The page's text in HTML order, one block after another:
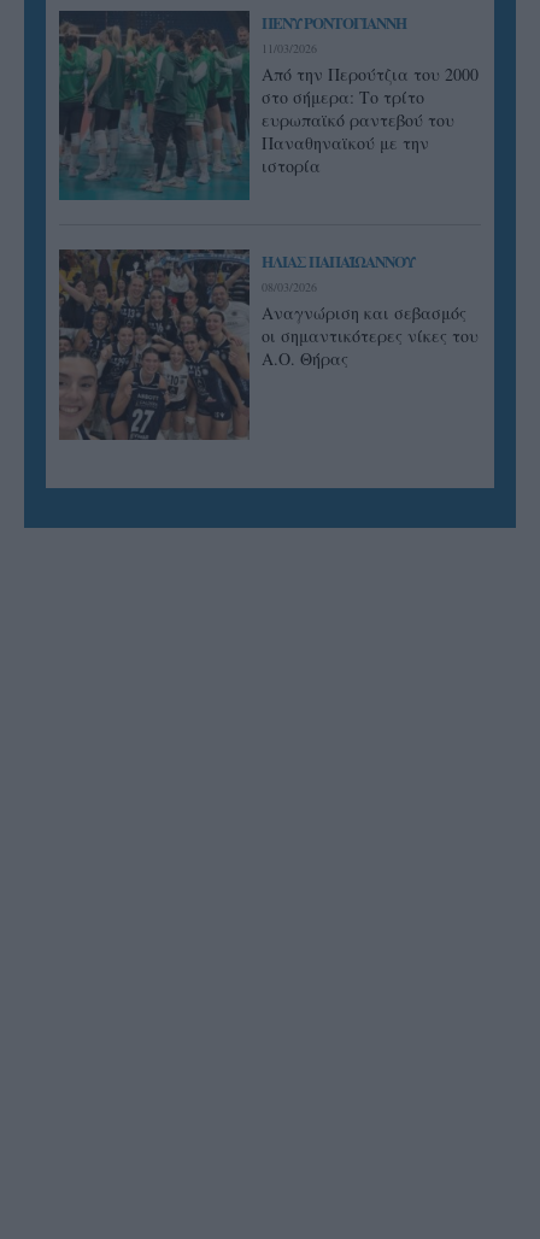
ΠΕΝΥ ΡΟΝΤΟΓΙΑΝΝΗ
11/03/2026
Από την Περούτζια του 2000
στο σήμερα: Tο τρίτο
ευρωπαϊκό ραντεβού του
Παναθηναϊκού με την
ιστορία
ΗΛΙΑΣ ΠΑΠΑΪΩΑΝΝΟΥ
08/03/2026
Αναγνώριση και σεβασμός
οι σημαντικότερες νίκες του
Α.Ο. Θήρας